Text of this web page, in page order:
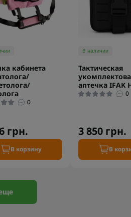
кабинета
0
грн.
В корзину
В наличии
Тактическая
аптечка IFAK
0
3 850 грн.
В